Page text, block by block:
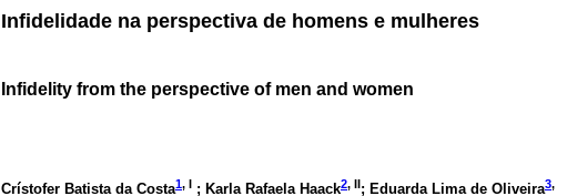
Infidelidade na perspectiva de homens e mulheres
Infidelity from the perspective of men and women
Crístofer Batista da Costa1, I ; Karla Rafaela Haack2, II; Eduarda Lima de Oliveira3,